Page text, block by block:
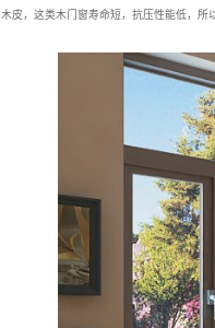
木皮，这类木门窗寿命短，抗压性能低，所